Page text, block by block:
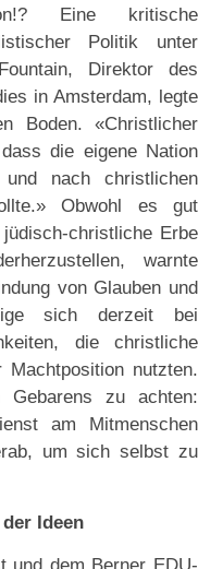
Eine kritische
Politik unter
Direktor des
in Amsterdam, legte
Boden. «Christlicher
die eigene Nation
nach christlichen
Obwohl es gut
christliche Erbe
warnte
von Glauben und
sich derzeit bei
die christliche
nutzten.
zu achten:
am Mitmenschen
um sich selbst zu
Ideen